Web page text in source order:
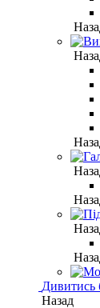
Дивитись
Назад